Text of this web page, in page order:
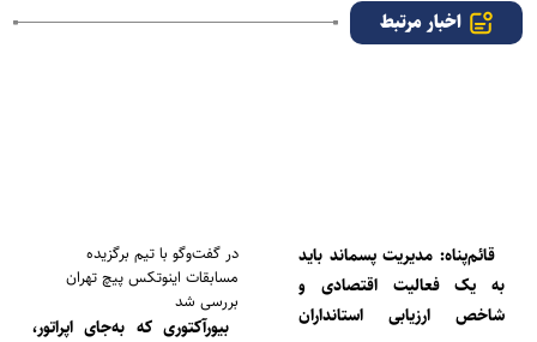
اخبار مرتبط
قائم‌پناه: مدیریت پسماند باید
به یک فعالیت اقتصادی و
شاخص ارزیابی استانداران
در گفت‌و‌گو با تیم برگزیده
مسابقات اینوتکس پیچ تهران
بررسی شد
بیورآکتوری که به‌جای اپراتور،